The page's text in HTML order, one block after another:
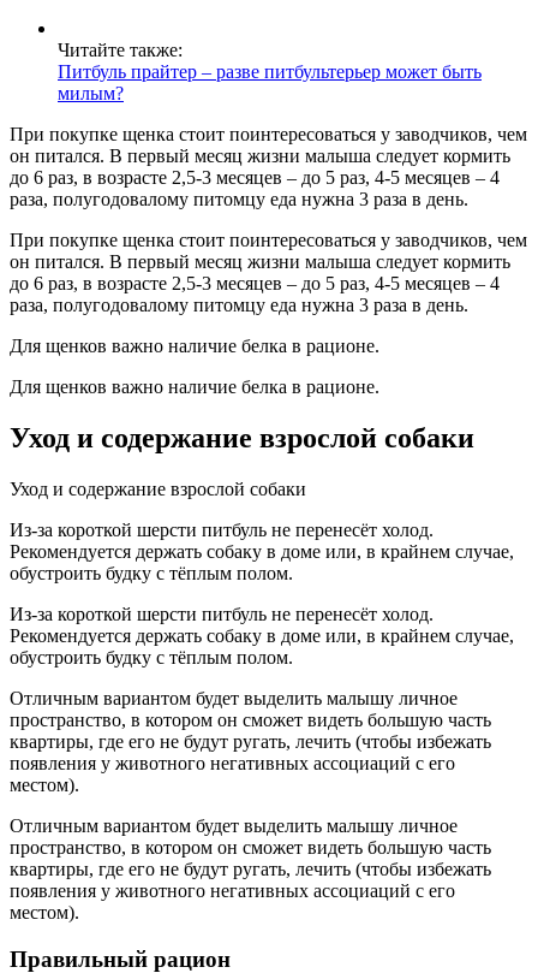
Читайте также:
Питбуль прайтер – разве питбультерьер может быть
милым?
При покупке щенка стоит поинтересоваться у заводчиков, чем
он питался. В первый месяц жизни малыша следует кормить
до 6 раз, в возрасте 2,5-3 месяцев – до 5 раз, 4-5 месяцев – 4
раза, полугодовалому питомцу еда нужна 3 раза в день.
При покупке щенка стоит поинтересоваться у заводчиков, чем
он питался. В первый месяц жизни малыша следует кормить
до 6 раз, в возрасте 2,5-3 месяцев – до 5 раз, 4-5 месяцев – 4
раза, полугодовалому питомцу еда нужна 3 раза в день.
Для щенков важно наличие белка в рационе.
Для щенков важно наличие белка в рационе.
Уход и содержание взрослой собаки
Уход и содержание взрослой собаки
Из-за короткой шерсти питбуль не перенесёт холод.
Рекомендуется держать собаку в доме или, в крайнем случае,
обустроить будку с тёплым полом.
Из-за короткой шерсти питбуль не перенесёт холод.
Рекомендуется держать собаку в доме или, в крайнем случае,
обустроить будку с тёплым полом.
Отличным вариантом будет выделить малышу личное
пространство, в котором он сможет видеть большую часть
квартиры, где его не будут ругать, лечить (чтобы избежать
появления у животного негативных ассоциаций с его
местом).
Отличным вариантом будет выделить малышу личное
пространство, в котором он сможет видеть большую часть
квартиры, где его не будут ругать, лечить (чтобы избежать
появления у животного негативных ассоциаций с его
местом).
Правильный рацион